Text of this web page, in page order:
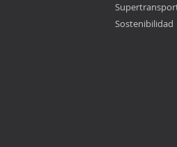
Sostenibilidad